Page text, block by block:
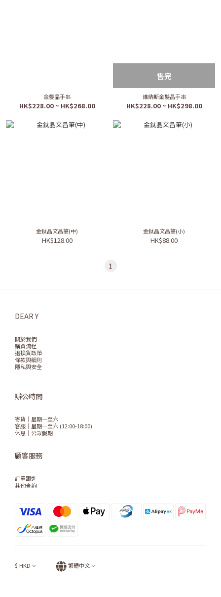
金髮晶手串
HK$228.00 ~ HK$268.00
售完
維納斯金髮晶手串
HK$228.00 ~ HK$298.00
金鈦晶文昌筆(中)
HK$128.00
金鈦晶文昌筆(小)
HK$88.00
1
DEAR Y
關於我們
購買流程
退換貨政策
條款與細則
隱私與安全
辦公時間
寄貨｜星期一至六
客服｜星期一至六 (12:00-18:00)
休息｜公眾假期
顧客服務
訂單跟進
其他查詢
$ HKD 繁體中文